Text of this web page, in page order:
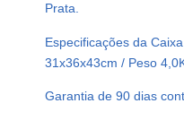
Prata.
Especificações da
31x36x43cm / Peso
Garantia de 90 dias